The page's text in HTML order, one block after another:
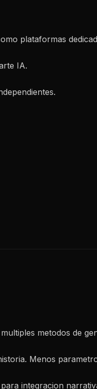
plataformas
IA.
metodos de
Menos
integracion